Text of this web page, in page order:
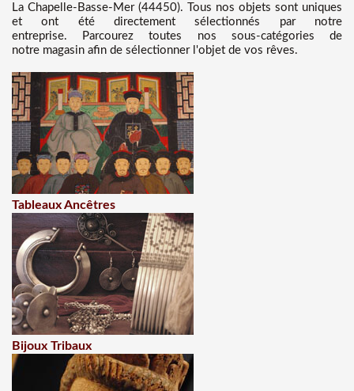
La Chapelle-Basse-Mer (44450). Tous nos objets sont uniques
et ont été directement sélectionnés par notre
entreprise. Parcourez toutes nos sous-catégories de
notre magasin afin de sélectionner l'objet de vos rêves.
Tableaux Ancêtres
Bijoux Tribaux